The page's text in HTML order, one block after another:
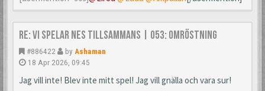
Re: Vi spelar NES tillsammans | 053: Omröstning
#886422 by Ashaman
18 Apr 2026, 09:45
Jag vill inte! Blev inte mitt spel! Jag vill gnälla och vara sur!